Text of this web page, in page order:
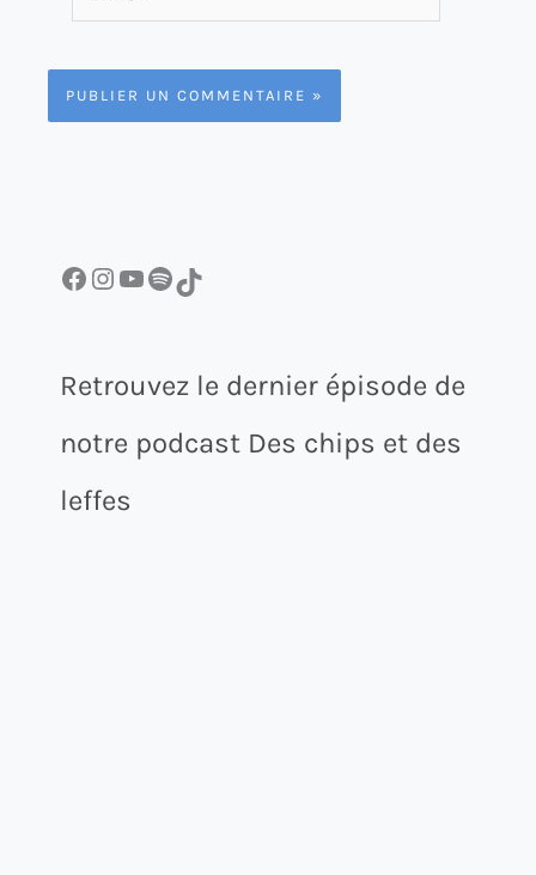
mail*
Facebook InstagramYouTube Spotify TikTok
Retrouvez le dernier épisode de
notre podcast Des chips et des
leffes